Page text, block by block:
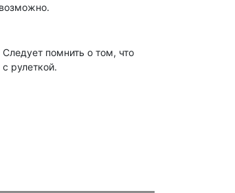
помнить о том, что
рулеткой.